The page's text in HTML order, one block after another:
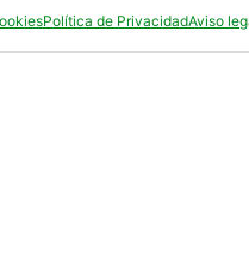
Política de PrivacidadAviso